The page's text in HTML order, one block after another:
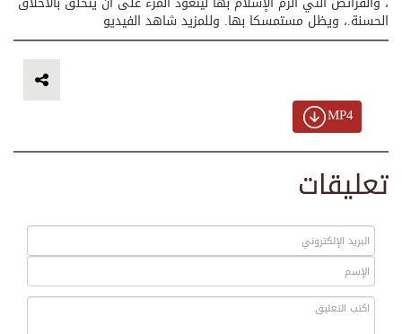
الحسنة.، ويظل مستمسكا بها. وللمزيد شاهد الفيديو
MP4
تعليقات